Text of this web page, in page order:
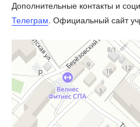
Дополнительные контакты и
Телеграм . Официальный сайт